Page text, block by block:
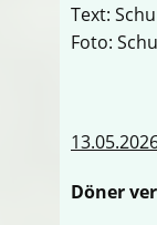
Text: Schu
Foto: Schu
Döner